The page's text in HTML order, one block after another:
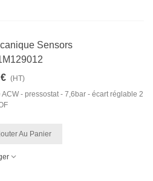
Sensors
(HT)
ACW - pressostat - 7,6bar - écart réglable 2
Au Panier